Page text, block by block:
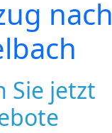
nach
Sie jetzt